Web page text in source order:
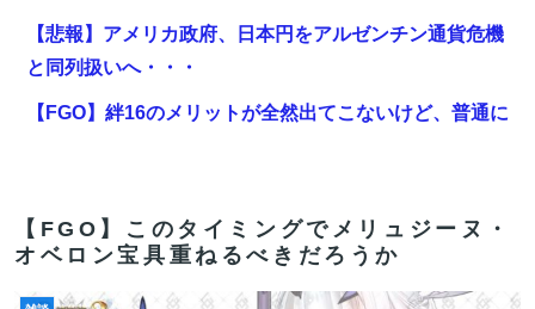
【悲報】アメリカ政府、日本円をアルゼンチン通貨危機
と同列扱いへ・・・
【FGO】絆16のメリットが全然出てこないけど、普通に
(((ﾟДﾟ)))
【FGO】水着玉藻 Fate/GrandOrderのイラスト紹介
3986
【FGO】このタイミングでメリュジーヌ・
オベロン宝具重ねるべきだろうか